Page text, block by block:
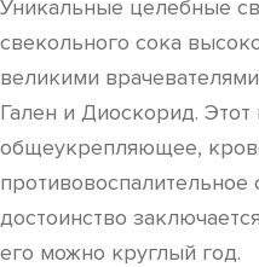
Уникальные целебные
свекольного сока
великими
Гален и Диоскорид. Этот
общеукрепляющее,
противовоспалительное
достоинство
его можно круглый год.